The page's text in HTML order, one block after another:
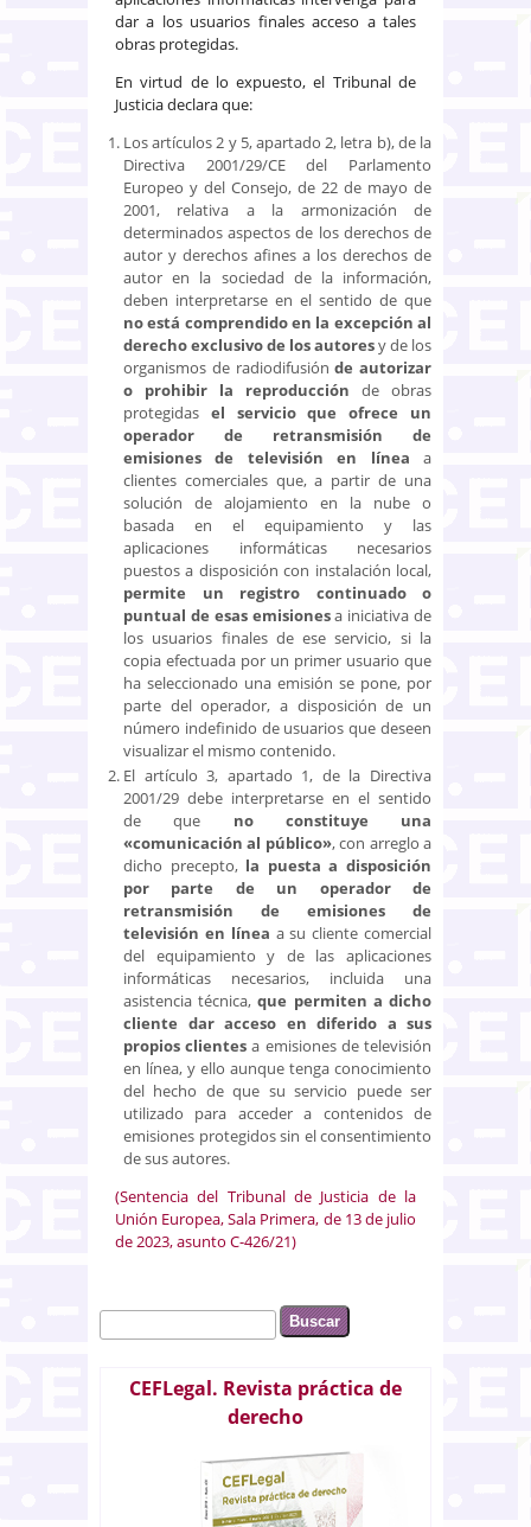
dar a los usuarios finales acceso a tales
obras protegidas.
En virtud de lo expuesto, el Tribunal de
Justicia declara que:
Los artículos 2 y 5, apartado 2, letra b), de la
Directiva 2001/29/CE del Parlamento
Europeo y del Consejo, de 22 de mayo de
2001, relativa a la armonización de
determinados aspectos de los derechos de
autor y derechos afines a los derechos de
autor en la sociedad de la información,
deben interpretarse en el sentido de que
no está comprendido en la excepción al
derecho exclusivo de los autoresy de los
organismos de radiodifusiónde autorizar
o prohibir la reproducción de obras
protegidas el servicio que ofrece un
operador de retransmisión de
emisiones de televisión en línea a
clientes comerciales que, a partir de una
solución de alojamiento en la nube o
basada en el equipamiento y las
aplicaciones informáticas necesarios
puestos a disposición con instalación local,
permite un registro continuado o
puntual de esas emisionesa iniciativa de
los usuarios finales de ese servicio, si la
copia efectuada por un primer usuario que
ha seleccionado una emisión se pone, por
parte del operador, a disposición de un
número indefinido de usuarios que deseen
visualizar el mismo contenido.
El artículo 3, apartado 1, de la Directiva
2001/29 debe interpretarse en el sentido
de que no constituye una
«comunicación al público», con arreglo a
dicho precepto, la puesta a disposición
por parte de un operador de
retransmisión de emisiones de
televisión en línea a su cliente comercial
del equipamiento y de las aplicaciones
informáticas necesarios, incluida una
asistencia técnica,que permiten a dicho
cliente dar acceso en diferido a sus
propios clientes a emisiones de televisión
en línea, y ello aunque tenga conocimiento
del hecho de que su servicio puede ser
utilizado para acceder a contenidos de
emisiones protegidos sin el consentimiento
de sus autores.
(Sentencia del Tribunal de Justicia de la
Unión Europea, Sala Primera, de 13 de julio
de 2023, asunto C-426/21)
Formulario de búsqueda
Buscar
CEFLegal. Revista práctica de
derecho